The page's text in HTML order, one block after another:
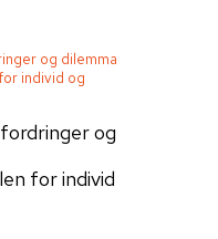
og
for individ